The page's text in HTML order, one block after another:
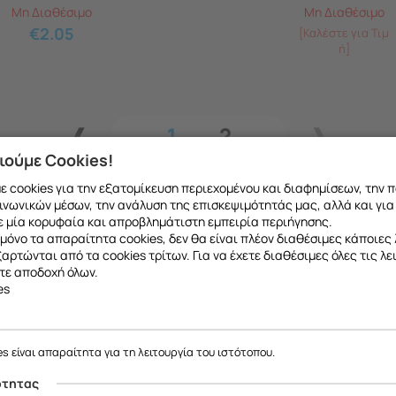
Μη Διαθέσιμο
€2.05
Μη Διαθέσιμο
[Καλέστε για Τιμ
ή]
1 2
ανταλλακτικό που θέλετε μπορείτε να
μιλήσετε με εξειδικευμένο συνεργάτη
Cookies!
cookies για την εξατομίκευση περιεχομένου και διαφημίσεων, την
μέσων, την ανάλυση της επισκεψιμότητάς μας, αλλά και
κορυφαία και απροβλημάτιστη εμπειρία περιήγησης.
τα απαραίτητα cookies, δεν θα είναι πλέον διαθέσιμες κάποιες
από τα cookies τρίτων. Για να έχετε διαθέσιμες όλες τις
αποδοχή όλων.
είναι απαραίτητα για τη λειτουργία του ιστότοπου.
να σας ενημερώσουμε ότι η επιχείρησή μας θα παραμείνει κλειστή
έως και 18/08, λόγω καλοκαιρινών διακοπών.
Θα είμαστε ξανά κοντά σας από19/08.